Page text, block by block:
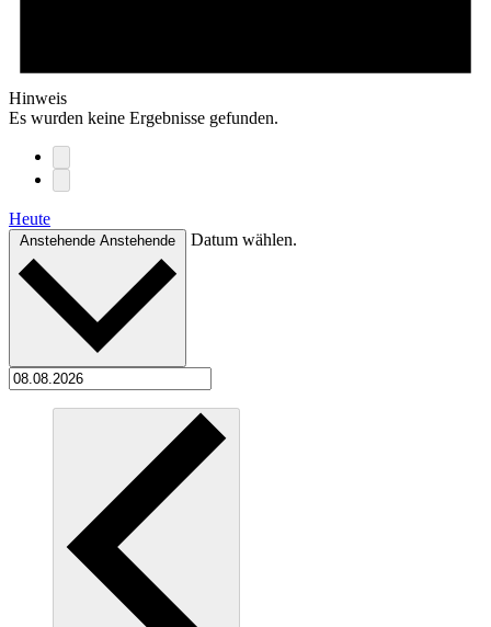
Hinweis
Es wurden keine Ergebnisse gefunden.
Heute
Anstehende Anstehende Datum wählen.